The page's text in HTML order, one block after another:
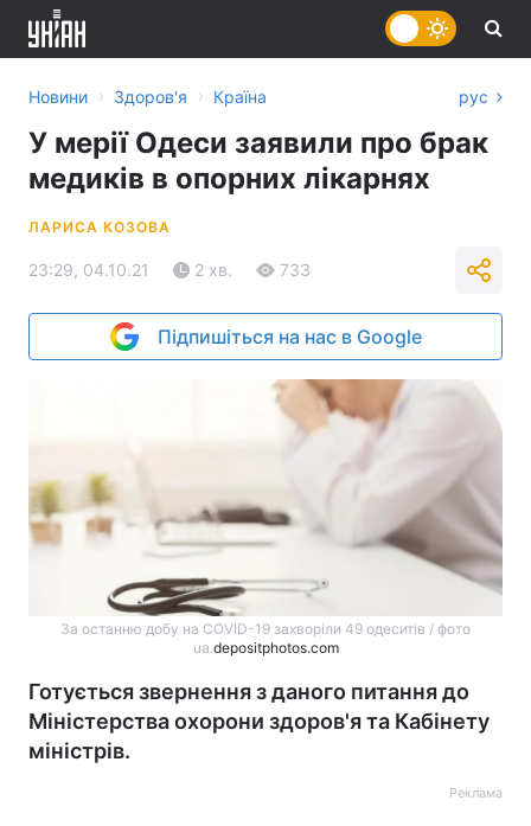
Новини › Здоров'я › Країна рус
У мерії Одеси заявили про брак
медиків в опорних лікарнях
ЛАРИСА КОЗОВА
23:29, 04.10.21 2 хв. 733
Підпишіться на нас в Google
За останню добу на COVID-19 захворіли 49 одеситів / фото
ua.depositphotos.com
Готується звернення з даного питання до
Міністерства охорони здоров'я та Кабінету
міністрів.
Реклама